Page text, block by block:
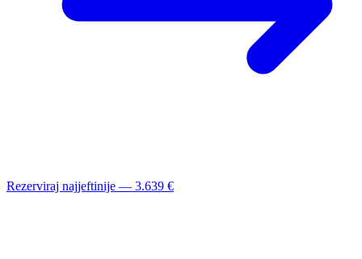
Rezerviraj najjeftinije — 3.639 €